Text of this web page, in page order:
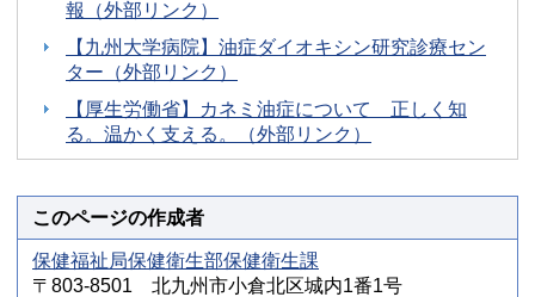
報（外部リンク）
【九州大学病院】油症ダイオキシン研究診療セン
ター（外部リンク）
【厚生労働省】カネミ油症について 正しく知
る。温かく支える。（外部リンク）
このページの作成者
保健福祉局保健衛生部保健衛生課
〒803-8501 北九州市小倉北区城内1番1号